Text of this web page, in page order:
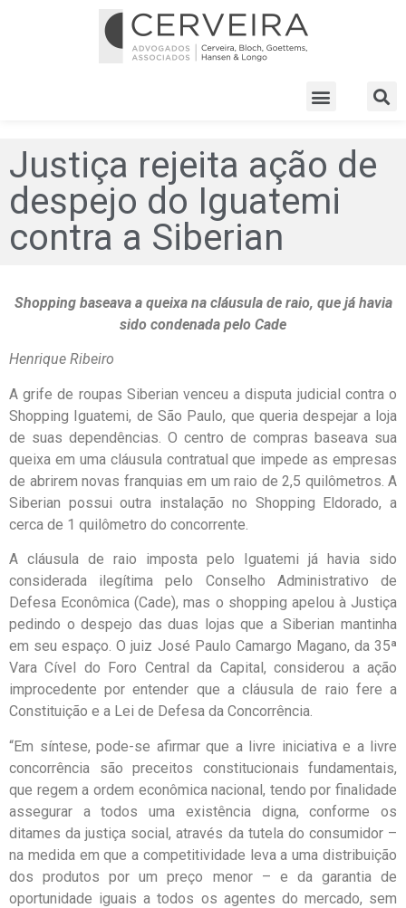
Justiça rejeita ação de
despejo do Iguatemi
contra a Siberian
Shopping baseava a queixa na cláusula de raio, que já havia
sido condenada pelo Cade
Henrique Ribeiro
A grife de roupas Siberian venceu a disputa judicial contra o
Shopping Iguatemi, de São Paulo, que queria despejar a loja
de suas dependências. O centro de compras baseava sua
queixa em uma cláusula contratual que impede as empresas
de abrirem novas franquias em um raio de 2,5 quilômetros. A
Siberian possui outra instalação no Shopping Eldorado, a
cerca de 1 quilômetro do concorrente.
A cláusula de raio imposta pelo Iguatemi já havia sido
considerada ilegítima pelo Conselho Administrativo de
Defesa Econômica (Cade), mas o shopping apelou à Justiça
pedindo o despejo das duas lojas que a Siberian mantinha
em seu espaço. O juiz José Paulo Camargo Magano, da 35ª
Vara Cível do Foro Central da Capital, considerou a ação
improcedente por entender que a cláusula de raio fere a
Constituição e a Lei de Defesa da Concorrência.
“Em síntese, pode-se afirmar que a livre iniciativa e a livre
concorrência são preceitos constitucionais fundamentais,
que regem a ordem econômica nacional, tendo por finalidade
assegurar a todos uma existência digna, conforme os
ditames da justiça social, através da tutela do consumidor –
na medida em que a competitividade leva a uma distribuição
dos produtos por um preço menor – e da garantia de
oportunidade iguais a todos os agentes do mercado, sem